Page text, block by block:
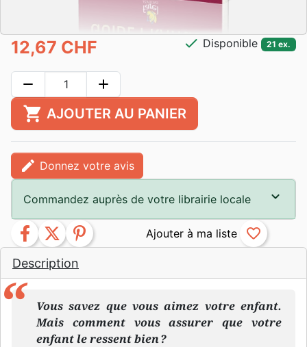
Description
Vous savez que vous aimez votre enfant.
Mais comment vous assurer que votre
enfant le ressent bien ?
12,67 CHF check Disponible 21 ex.
remove add
shopping_cart AJOUTER AU PANIER
edit Donnez votre avis
Commandez auprès de votre librairie locale
facebook twitter pinterest favorite_border